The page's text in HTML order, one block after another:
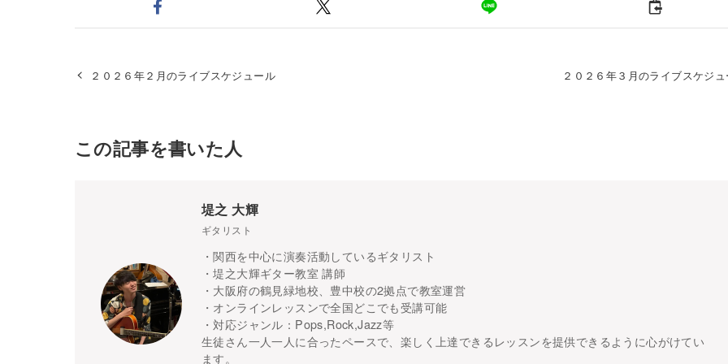
２０２６年２月のライブスケジュール ２０２６年３月のライブスケジ
この記事を書いた人
堤之 大輝
ギタリスト
・関西を中心に演奏活動しているギタリスト
・堤之大輝ギター教室 講師
・大阪府の鶴見緑地校、豊中校の2拠点で教室運営
・オンラインレッスンで全国どこでも受講可能
・対応ジャンル：Pops,Rock,Jazz等
生徒さん一人一人に合ったペースで、楽しく上達できるレッスンを提供できるように心がけてい
ます。